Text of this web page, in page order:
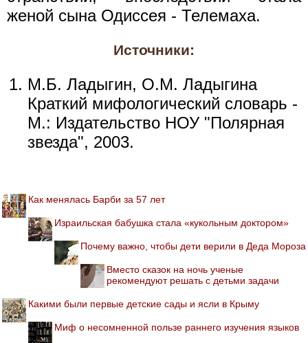
женой сына Одиссея - Телемаха.
Источники:
М.Б. Ладыгин, О.М. Ладыгина
Краткий мифологический словарь -
М.: Издательство НОУ "Полярная
звезда", 2003.
Как менялась Барби за 57 лет
Израильская бабушка стала «кукольным доктором»
Почему важно, чтобы дети верили в Деда Мороза
Вместо сказок на ночь ученые
рекомендуют решать с детьми задачи
Какими были первые детские сады и ясли в Крыму
Миф о несомненной пользе раннего изучения языков